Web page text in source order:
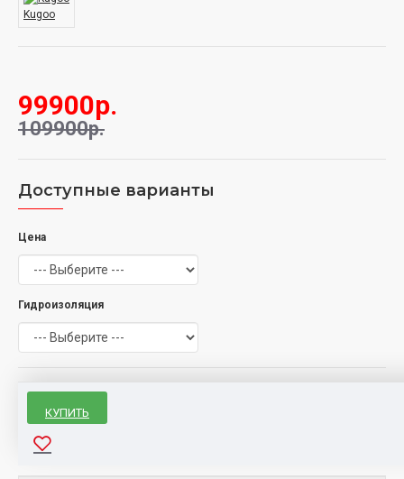
99900р.
109900р.
Kugoo
Доступные варианты
Цена
Гидроизоляция
КУПИТЬ